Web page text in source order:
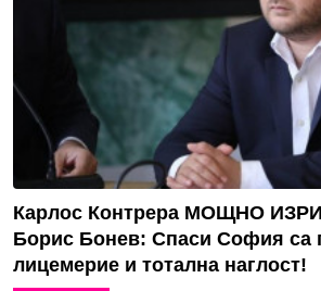
Карлос Контрера МОЩНО
Борис Бонев: Спаси София са
лицемерие и тотална наглост!